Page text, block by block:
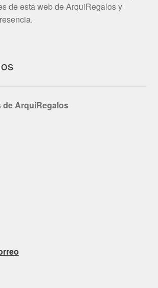
de esta web de ArquiRegalos y
de ArquiRegalos